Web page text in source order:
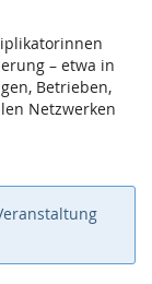
– etwa in
Betrieben,
Netzwerken